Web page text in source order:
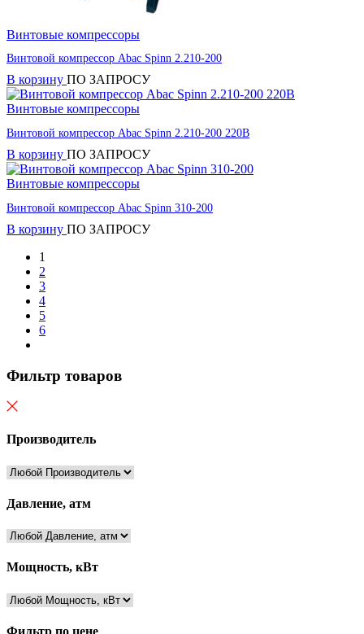
Винтовые компрессоры
Винтовой компрессор Abac Spinn 2.210-200
В корзину ПО ЗАПРОСУ
Винтовые компрессоры
Винтовой компрессор Abac Spinn 2.210-200 220B
В корзину ПО ЗАПРОСУ
Винтовые компрессоры
Винтовой компрессор Abac Spinn 310-200
В корзину ПО ЗАПРОСУ
1
2
3
4
5
6
Фильтр товаров
Производитель
Давление, атм
Мощность, кВт
Фильтр по цене